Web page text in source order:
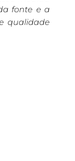
fonte e a
qualidade